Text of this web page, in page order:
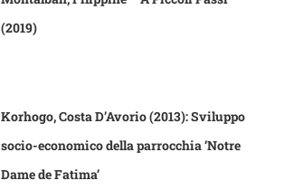
(2019)
Korhogo, Costa D’Avorio (2013): Sviluppo
socio-economico della parrocchia ‘Notre
Dame de Fatima’